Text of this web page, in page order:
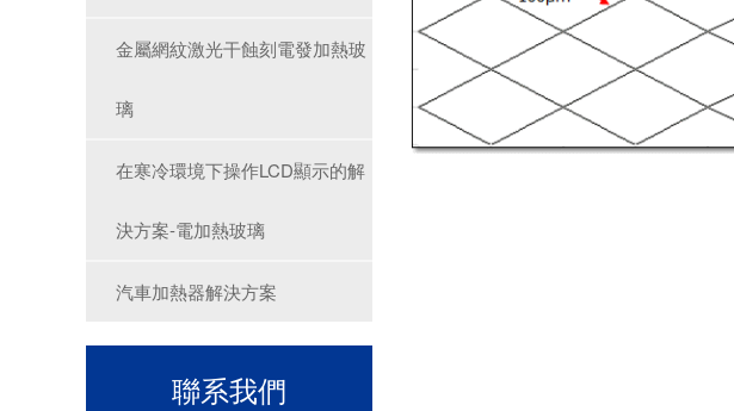
金屬網紋激光干蝕刻電發加熱玻
璃
在寒冷環境下操作LCD顯示的解
決方案-電加熱玻璃
汽車加熱器解決方案
聯系我們